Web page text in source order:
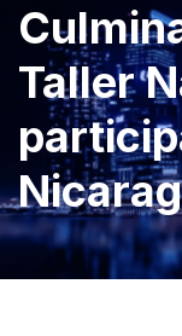
Taller